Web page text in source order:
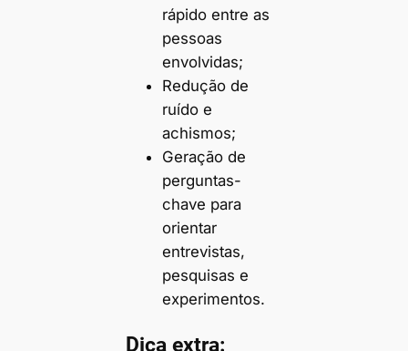
rápido entre as
pessoas
envolvidas;
Redução de
ruído e
achismos;
Geração de
perguntas-
chave para
orientar
entrevistas,
pesquisas e
experimentos.
Dica extra: